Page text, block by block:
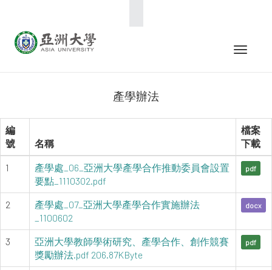
Toggle
產學辦法
編
號
名稱
檔案
下載
1
產學處_06_亞洲大學產學合作推動委員會設置
要點_1110302.pdf
pdf
2
產學處_07_亞洲大學產學合作實施辦法
_1100602
docx
3
亞洲大學教師學術研究、產學合作、創作競賽
獎勵辦法.pdf 206.87KByte
pdf